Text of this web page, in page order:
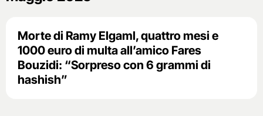
Morte di Ramy Elgaml, quattro mesi e
1000 euro di multa all’amico Fares
Bouzidi: “Sorpreso con 6 grammi di
hashish”